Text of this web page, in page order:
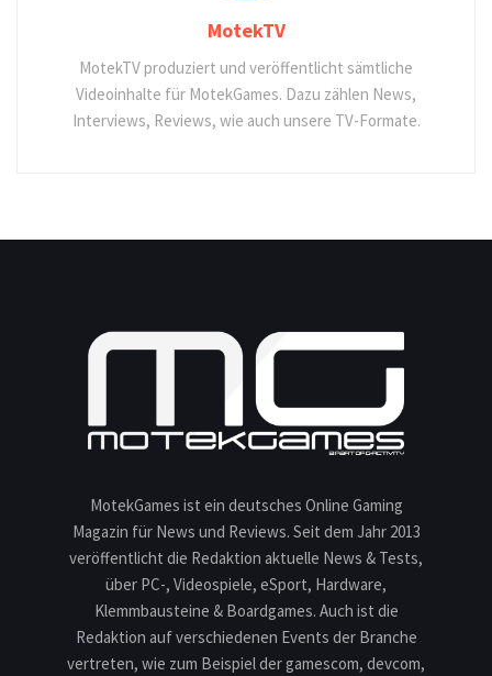
MotekTV
MotekTV produziert und veröffentlicht sämtliche
Videoinhalte für MotekGames. Dazu zählen News,
Interviews, Reviews, wie auch unsere TV-Formate.
MotekGames ist ein deutsches Online Gaming
Magazin für News und Reviews. Seit dem Jahr 2013
veröffentlicht die Redaktion aktuelle News & Tests,
über PC-, Videospiele, eSport, Hardware,
Klemmbausteine & Boardgames. Auch ist die
Redaktion auf verschiedenen Events der Branche
vertreten, wie zum Beispiel der gamescom, devcom,